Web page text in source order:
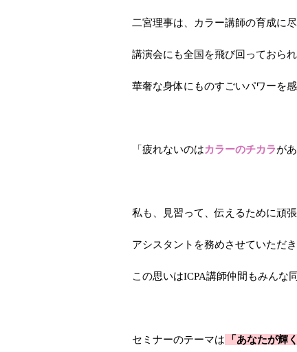
二宮理事は、カラー講師の育成に
講演会にも全国を飛び回っておられ
華奢な身体にものすごいパワーを感
「疲れないのはカラーのチカラが
私も、見習って、伝えるために頑
アシスタントを務めさせていただ
この思いはICPA講師仲間もみんな
セミナーのテーマは 「あなたが輝